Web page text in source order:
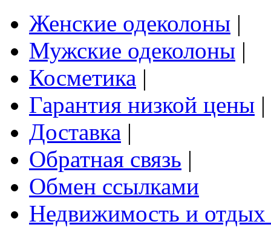
Женские одеколоны |
Мужские одеколоны |
Косметика |
Гарантия низкой цены |
Доставка |
Обратная связь |
Обмен ссылками
Недвижимость и